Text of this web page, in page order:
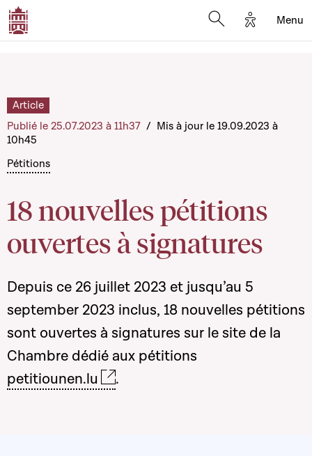
Options
Menu
Pétitions
18 nouvelles pétitions
ouvertes à signatures
Article
Publié le 25.07.2023 à 11h37 / Mis à jour le 19.09.2023 à
10h45
Depuis ce 26 juillet 2023 et jusqu’au 5
september 2023 inclus, 18 nouvelles pétitions
sont ouvertes à signatures sur le site de la
Chambre dédié aux pétitions
petitiounen.lu
.